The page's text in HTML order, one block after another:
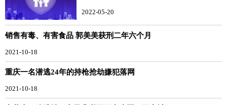
2022-05-20
销售有毒、有害食品 郭美美获刑二年六个月
2021-10-18
重庆一名潜逃24年的持枪抢劫嫌犯落网
2021-10-18